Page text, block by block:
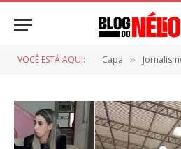
VOCÊ ESTÁ AQUI: Capa »